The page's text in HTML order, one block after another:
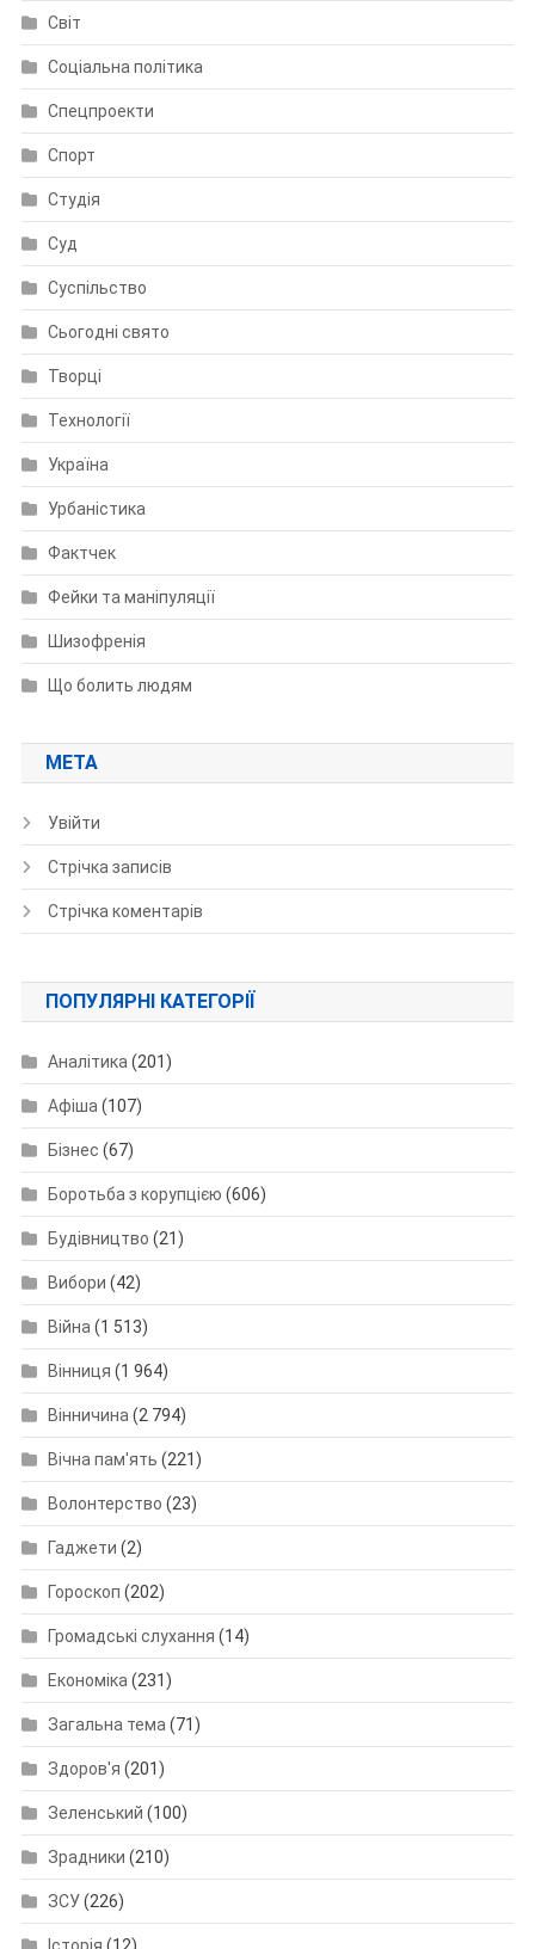
Світ
Соціальна політика
Спецпроекти
Спорт
Студія
Суд
Суспільство
Сьогодні свято
Творці
Технології
Україна
Урбаністика
Фактчек
Фейки та маніпуляції
Шизофренія
Що болить людям
МЕТА
Увійти
Стрічка записів
Стрічка коментарів
ПОПУЛЯРНІ КАТЕГОРІЇ
Аналітика (201)
Афіша (107)
Бізнес (67)
Боротьба з корупцією (606)
Будівництво (21)
Вибори (42)
Війна (1 513)
Вінниця (1 964)
Вінничина (2 794)
Вічна пам'ять (221)
Волонтерство (23)
Гаджети (2)
Гороскоп (202)
Громадські слухання (14)
Економіка (231)
Загальна тема (71)
Здоров'я (201)
Зеленський (100)
Зрадники (210)
ЗСУ(226)
Історія (12)